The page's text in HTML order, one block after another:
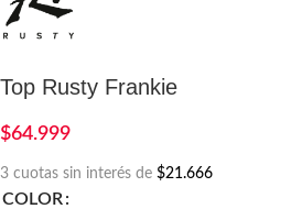
Top Rusty Frankie
$64.999
3 cuotas sin interés de $21.666
COLOR